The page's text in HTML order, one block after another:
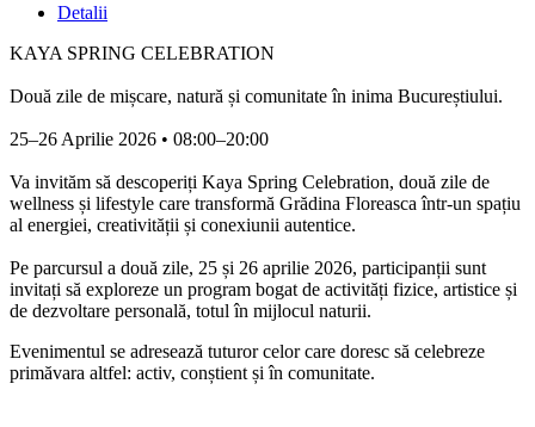
Detalii
KAYA SPRING CELEBRATION
Două zile de mișcare, natură și comunitate în inima Bucureștiului.
25–26 Aprilie 2026 • 08:00–20:00
Va invităm să descoperiți Kaya Spring Celebration, două zile de
wellness și lifestyle care transformă Grădina Floreasca într-un spațiu
al energiei, creativității și conexiunii autentice.
Pe parcursul a două zile, 25 și 26 aprilie 2026, participanții sunt
invitați să exploreze un program bogat de activități fizice, artistice și
de dezvoltare personală, totul în mijlocul naturii.
Evenimentul se adresează tuturor celor care doresc să celebreze
primăvara altfel: activ, conștient și în comunitate.